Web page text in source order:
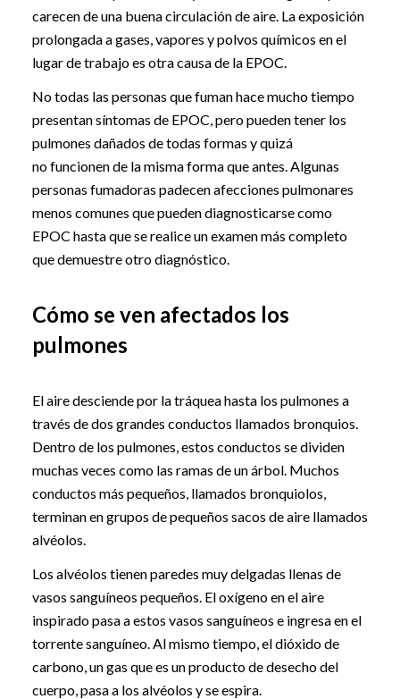
carecen de una buena circulación de aire. La exposición
prolongada a gases, vapores y polvos químicos en el
lugar de trabajo es otra causa de la EPOC.
No todas las personas que fuman hace mucho tiempo
presentan síntomas de EPOC, pero pueden tener los
pulmones dañados de todas formas y quizá
no funcionen de la misma forma que antes. Algunas
personas fumadoras padecen afecciones pulmonares
menos comunes que pueden diagnosticarse como
EPOC hasta que se realice un examen más completo
que demuestre otro diagnóstico.
Cómo se ven afectados los
pulmones
El aire desciende por la tráquea hasta los pulmones a
través de dos grandes conductos llamados bronquios.
Dentro de los pulmones, estos conductos se dividen
muchas veces como las ramas de un árbol. Muchos
conductos más pequeños, llamados bronquiolos,
terminan en grupos de pequeños sacos de aire llamados
alvéolos.
Los alvéolos tienen paredes muy delgadas llenas de
vasos sanguíneos pequeños. El oxígeno en el aire
inspirado pasa a estos vasos sanguíneos e ingresa en el
torrente sanguíneo. Al mismo tiempo, el dióxido de
carbono, un gas que es un producto de desecho del
cuerpo, pasa a los alvéolos y se espira.